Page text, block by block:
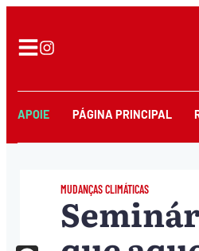
APOIE PÁGINA PRINCIPAL
MUDANÇAS CLIMÁTICAS